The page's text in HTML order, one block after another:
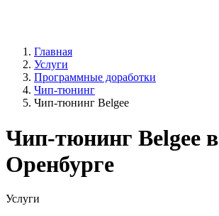
Главная
Услуги
Программные доработки
Чип-тюнинг
Чип-тюнинг Belgee
Чип-тюнинг Belgee в
Оренбурге
Услуги